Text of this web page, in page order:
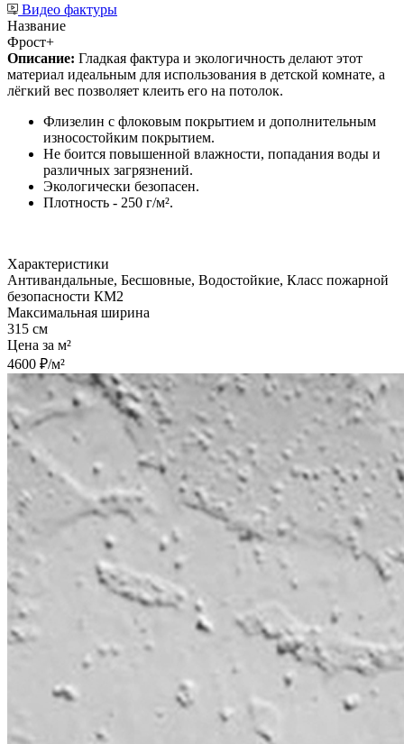
Видео фактуры
Название
Фрост+
Описание: Гладкая фактура и экологичность делают этот
материал идеальным для использования в детской комнате, а
лёгкий вес позволяет клеить его на потолок.
Флизелин с флоковым покрытием и дополнительным
износостойким покрытием.
Не боится повышенной влажности, попадания воды и
различных загрязнений.
Экологически безопасен.
Плотность - 250 г/м².
Характеристики
Антивандальные, Бесшовные, Водостойкие, Класс пожарной
безопасности КМ2
Максимальная ширина
315 см
Цена за м²
4600 ₽/м²